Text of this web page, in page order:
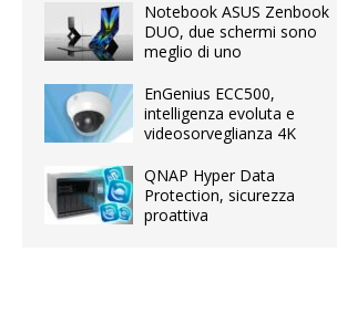
Notebook ASUS Zenbook
DUO, due schermi sono
meglio di uno
EnGenius ECC500,
intelligenza evoluta e
videosorveglianza 4K
QNAP Hyper Data
Protection, sicurezza
proattiva